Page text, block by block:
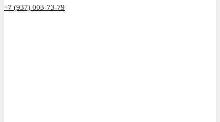
+7 (937) 003-73-79